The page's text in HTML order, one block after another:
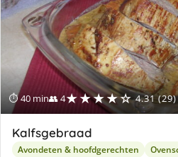
⏱ 40 min👥 4★★★★☆ 4.31 (29)
Kalfsgebraad
Avondeten & hoofdgerechten